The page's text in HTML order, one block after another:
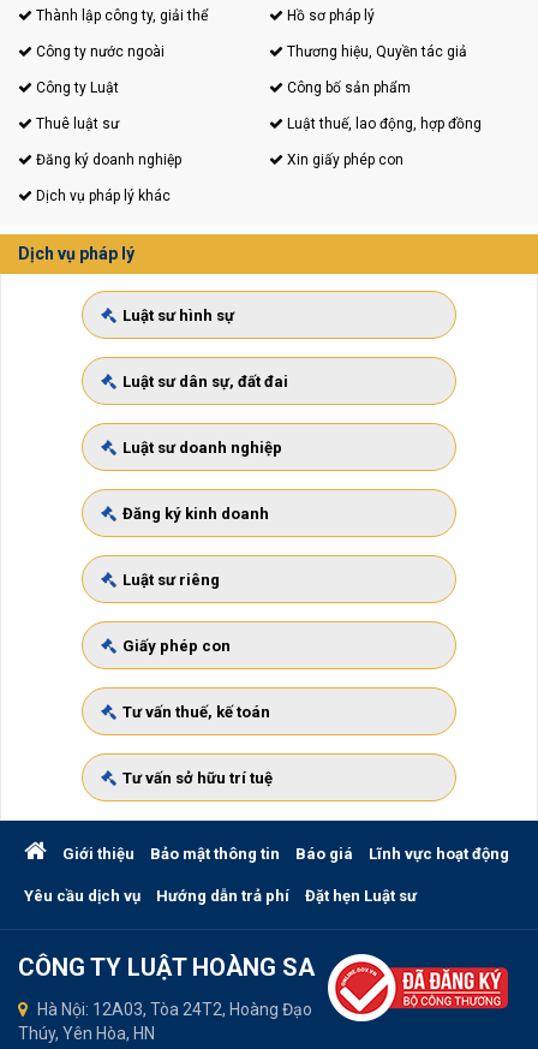
Thành lập công ty, giải thể Hồ sơ pháp lý
Công ty nước ngoài Thương hiệu, Quyền tác giả
Công ty Luật Công bố sản phẩm
Thuê luật sư Luật thuế, lao động, hợp đồng
Đăng ký doanh nghiệp Xin giấy phép con
Dịch vụ pháp lý khác
Dịch vụ pháp lý
Luật sư hình sự
Luật sư dân sự, đất đai
Luật sư doanh nghiệp
Đăng ký kinh doanh
Luật sư riêng
Giấy phép con
Tư vấn thuế, kế toán
Tư vấn sở hữu trí tuệ
Giới thiệu Bảo mật thông tin Báo giá Lĩnh vực hoạt động
Yêu cầu dịch vụ Hướng dẫn trả phí Đặt hẹn Luật sư
CÔNG TY LUẬT HOÀNG SA
Hà Nội: 12A03, Tòa 24T2, Hoàng Đạo
Thúy, Yên Hòa, HN